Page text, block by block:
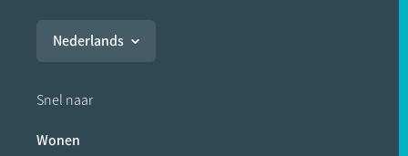
Nederlands
Snel naar
Wonen